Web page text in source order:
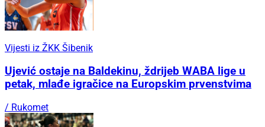
Vijesti iz ŽKK Šibenik
Ujević ostaje na Baldekinu, ždrijeb WABA lige u
petak, mlađe igračice na Europskim prvenstvima
/ Rukomet